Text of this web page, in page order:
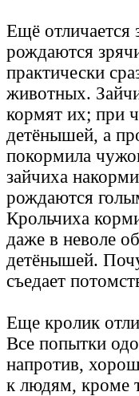
Ещё отличается
рождаются
практически
животных.
кормят их; при
детёнышей, а
покормила
зайчиха
рождаются
Крольчиха
даже в неволе
детёнышей.
съедает
Еще кролик
Все попытки
напротив,
к людям, кроме